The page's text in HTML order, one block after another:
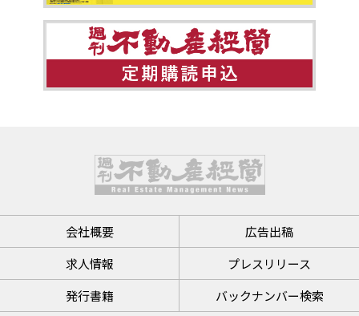
会社概要
広告出稿
求人情報
プレスリリース
発行書籍
バックナンバー検索